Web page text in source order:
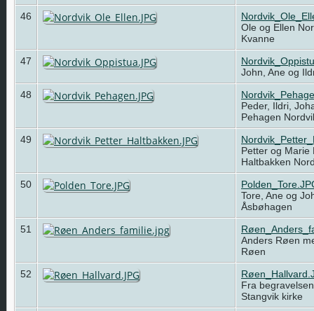
46
Ole og Ellen
Kvanne
47
John, Ane og
48
Peder, Ildri,
Pehagen
49
Petter og Marie
Haltbakken
50
Tore, Ane og
Åsbøhagen
51
Anders Røen
Røen
52
Fra
Stangvik kirke